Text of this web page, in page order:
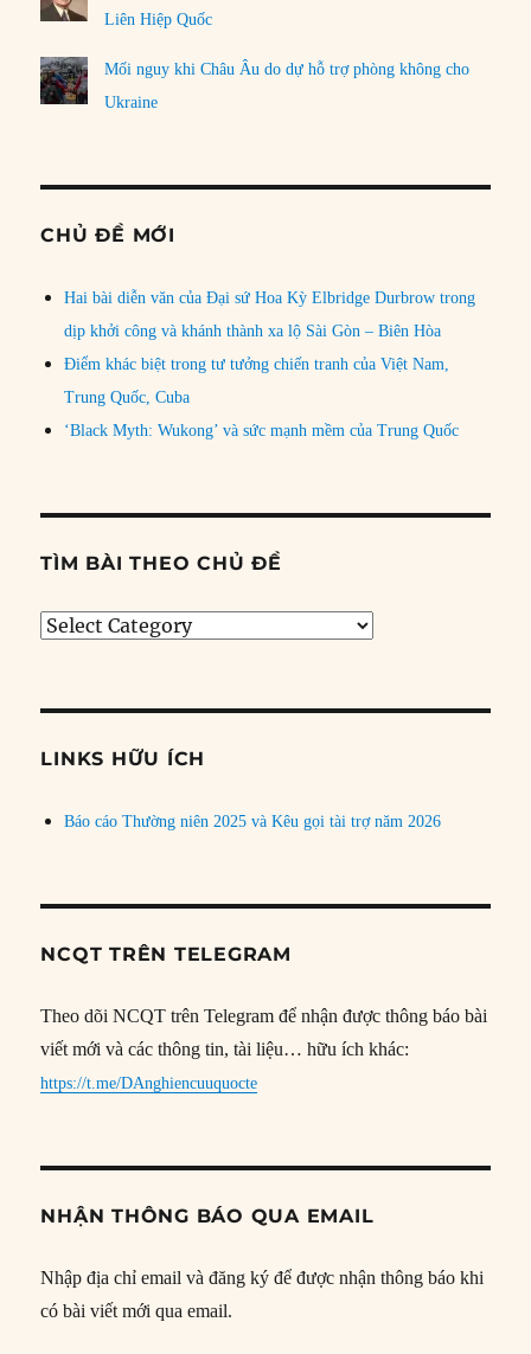
Liên Hiệp Quốc
Mối nguy khi Châu Âu do dự hỗ trợ phòng không cho
Ukraine
CHỦ ĐỀ MỚI
Hai bài diễn văn của Đại sứ Hoa Kỳ Elbridge Durbrow trong
dịp khởi công và khánh thành xa lộ Sài Gòn – Biên Hòa
Điểm khác biệt trong tư tưởng chiến tranh của Việt Nam,
Trung Quốc, Cuba
‘Black Myth: Wukong’ và sức mạnh mềm của Trung Quốc
TÌM BÀI THEO CHỦ ĐỀ
Tìm
đề
LINKS HỮU ÍCH
Báo cáo Thường niên 2025 và Kêu gọi tài trợ năm 2026
NCQT TRÊN TELEGRAM
Theo dõi NCQT trên Telegram để nhận được thông báo bài
viết mới và các thông tin, tài liệu… hữu ích khác:
https://t.me/DAnghiencuuquocte
NHẬN THÔNG BÁO QUA EMAIL
Nhập địa chỉ email và đăng ký để được nhận thông báo khi
có bài viết mới qua email.